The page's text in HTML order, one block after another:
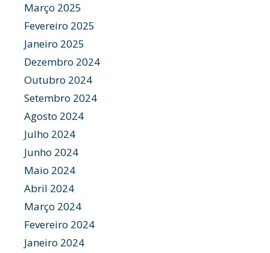
Março 2025
Fevereiro 2025
Janeiro 2025
Dezembro 2024
Outubro 2024
Setembro 2024
Agosto 2024
Julho 2024
Junho 2024
Maio 2024
Abril 2024
Março 2024
Fevereiro 2024
Janeiro 2024